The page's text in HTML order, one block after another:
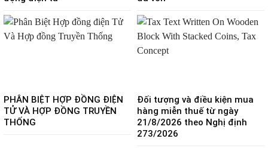
PHÂN BIỆT HỢP ĐỒNG ĐIỆN
TỬ VÀ HỢP ĐỒNG TRUYỀN
THỐNG
Đối tượng và điều kiện mua
hàng miễn thuế từ ngày
21/8/2026 theo Nghị định
273/2026